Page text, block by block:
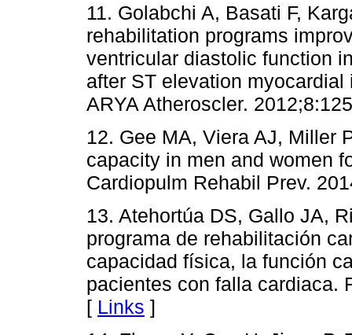
11. Golabchi A, Basati F,
rehabilitation programs
ventricular diastolic function
after ST elevation
ARYA Atheroscler.
12. Gee MA, Viera AJ, Miller
capacity in men and women
Cardiopulm Rehabil Prev.
13. Atehortúa DS, Gallo JA,
programa de rehabilitación
capacidad física, la función
pacientes con falla cardiaca.
[ Links ]